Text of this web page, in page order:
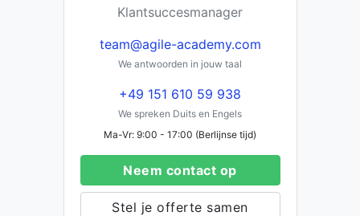
Klantsuccesmanager
team@agile-academy.com
We antwoorden in jouw taal
+49 151 610 59 938
We spreken Duits en Engels
Ma-Vr: 9:00 - 17:00 (Berlijnse tijd)
Neem contact op
Stel je offerte samen